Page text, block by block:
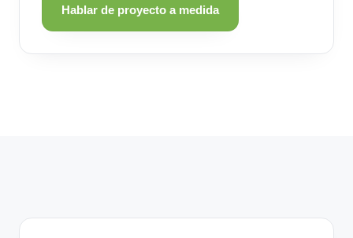
Hablar de proyecto a medida